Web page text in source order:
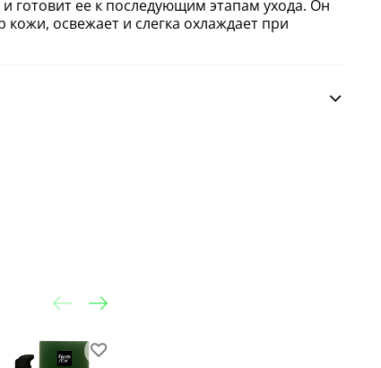
готовит ее к последующим этапам ухода. Он
освежает и слегка охлаждает при